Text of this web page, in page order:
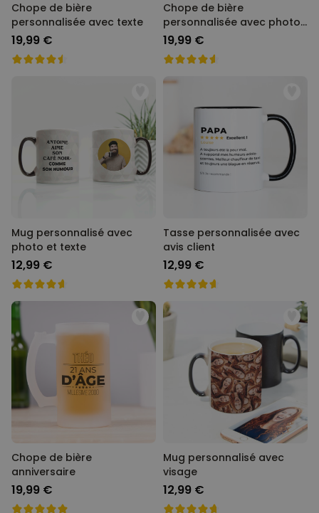
Chope de bière
personnalisée avec texte
19,99 €
Chope de bière
personnalisée avec photo
et texte
19,99 €
Mug personnalisé avec
photo et texte
12,99 €
Tasse personnalisée avec
avis client
12,99 €
Chope de bière
anniversaire
19,99 €
Mug personnalisé avec
visage
12,99 €